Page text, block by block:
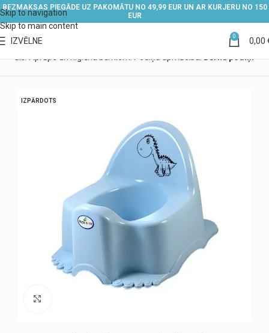
Skip to navigation
Skip to main content
BEZMAKSAS PIEGĀDE UZ PAKOMĀTU NO 49,99 EUR UN AR KURJERU NO 150
EUR
IZVĒLNE 0 0,00
IZPĀRDOTS